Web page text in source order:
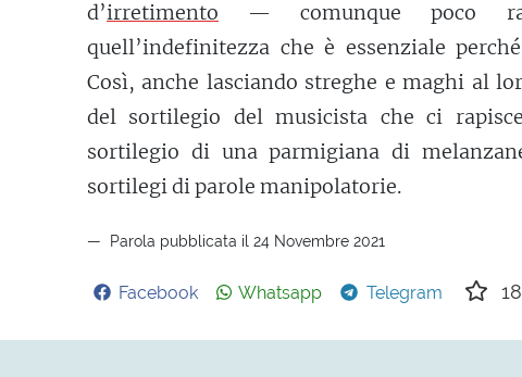
d’irretimento — comunque poco
quell’indefinitezza che è essenziale
Così, anche lasciando streghe e maghi al
del sortilegio del musicista che ci
sortilegio di una parmigiana di
sortilegi di parole manipolatorie.
Parola pubblicata il 24 Novembre 2021
Facebook Whatsapp Telegram